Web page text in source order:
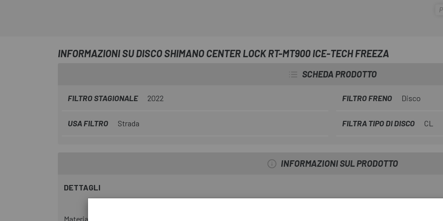
freno è caratterizzato da una
INFORMAZIONI SU DISCO SHIMANO CENTER LOCK RT-MT900 ICE-TECH FREEZA
SCHEDA PRODOTTO
FILTRO STAGIONALE 2022 FILTRO FRENO Disco
USA FILTRO Strada FILTRA TIPO DI DISCO CL
INFORMAZIONI SUL PRODOTTO
DETTAGLI
Materiale della superficie del freno: acciaio inossidabile